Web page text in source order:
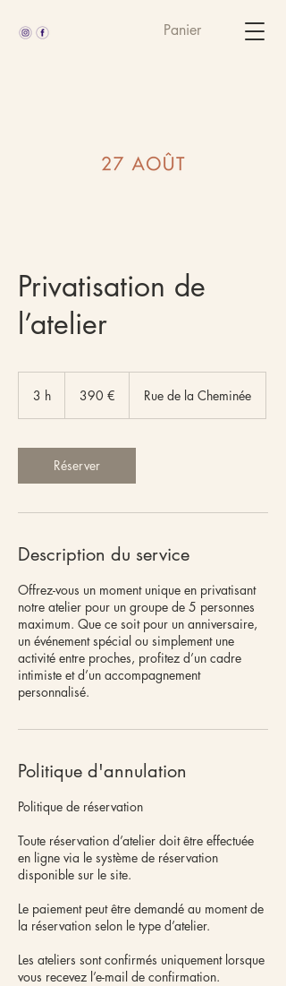
Panier
Privatisation de
l’atelier
3 h 390 € Rue de la Cheminée
Réserver
Description du service
Offrez-vous un moment unique en privatisant
notre atelier pour un groupe de 5 personnes
maximum. Que ce soit pour un anniversaire,
un événement spécial ou simplement une
activité entre proches, profitez d’un cadre
intimiste et d’un accompagnement
personnalisé.
Politique d'annulation
Politique de réservation
Toute réservation d’atelier doit être effectuée
en ligne via le système de réservation
disponible sur le site.
Le paiement peut être demandé au moment de
la réservation selon le type d’atelier.
Les ateliers sont confirmés uniquement lorsque
vous recevez l’e-mail de confirmation.